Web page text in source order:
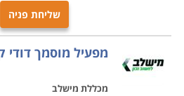
היכולת לשמור על רמת תחזוקה
את הכישורים להתמודד מול
שליחת פניה
מפעיל מוסמך דודי
מכללת מישלב